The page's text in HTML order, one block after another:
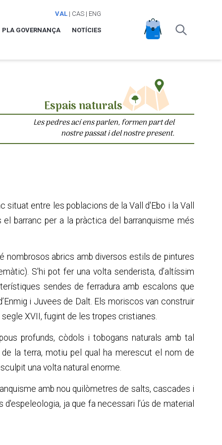
VAL| CAS| ENG
PLA GOVERNANÇA NOTÍCIES
Espais naturals
Les pedres ací ens parlen, formen part del
nostre passat i del nostre present.
situat entre les poblacions de la Vall d'Ebo i la Vall
el barranc per a la pràctica del barranquisme més
nombrosos abrics amb diversos estils de pintures
S'hi pot fer una volta senderista, d’altíssim
sendes de ferradura amb escalons que
i Juvees de Dalt. Els moriscos van construir
XVII, fugint de les tropes cristianes.
profunds, còdols i tobogans naturals amb tal
la terra, motiu pel qual ha merescut el nom de
una volta natural enorme.
amb nou quilòmetres de salts, cascades i
ja que fa necessari l’ús de material